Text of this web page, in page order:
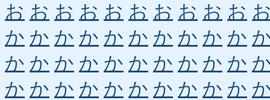
お お お お お お お お お お
か か か か か か か か か か
か か か か か か か か か か
か か か か か か か か か か